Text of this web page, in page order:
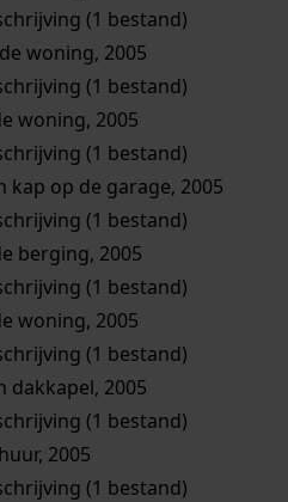
(1 bestand)
woning, 2005
(1 bestand)
woning, 2005
(1 bestand)
kap op de garage, 2005
(1 bestand)
berging, 2005
(1 bestand)
woning, 2005
(1 bestand)
dakkapel, 2005
(1 bestand)
2005
(1 bestand)